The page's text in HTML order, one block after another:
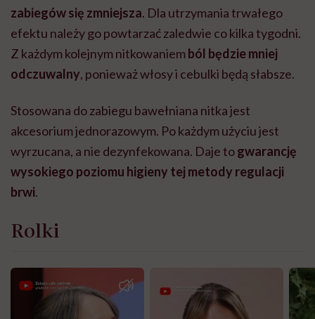
zabiegów się zmniejsza. Dla utrzymania trwałego
efektu należy go powtarzać zaledwie co kilka tygodni.
Z każdym kolejnym nitkowaniemból będzie mniej
odczuwalny, ponieważ włosy i cebulki będą słabsze.
Stosowana do zabiegu bawełniana nitka jest
akcesorium jednorazowym. Po każdym użyciu jest
wyrzucana, a nie dezynfekowana. Daje togwarancję
wysokiego poziomu higieny tej metody regulacji
brwi.
Rolki